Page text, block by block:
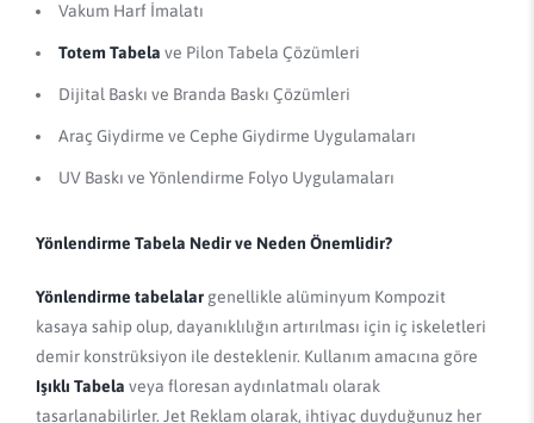
Vakum Harf İmalatı
Totem Tabela ve Pilon Tabela Çözümleri
Dijital Baskı ve Branda Baskı Çözümleri
Araç Giydirme ve Cephe Giydirme Uygulamaları
UV Baskı ve Yönlendirme Folyo Uygulamaları
Yönlendirme Tabela Nedir ve Neden Önemlidir?
Yönlendirme tabelalar genellikle alüminyum Kompozit
kasaya sahip olup, dayanıklılığın artırılması için iç iskeletleri
demir konstrüksiyon ile desteklenir. Kullanım amacına göre
Işıklı Tabela veya floresan aydınlatmalı olarak
tasarlanabilirler. Jet Reklam olarak, ihtiyaç duyduğunuz her